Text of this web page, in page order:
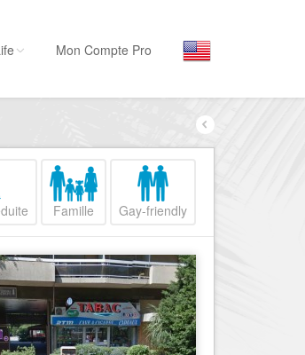
Hôtels, ...
Visiter
Sortir
Restaurants, ...
Commerces
Mode, ...
Mon Compte Pro
Famille Gay-friendly